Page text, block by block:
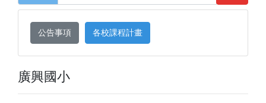
公告事項 各校課程計畫
廣興國小